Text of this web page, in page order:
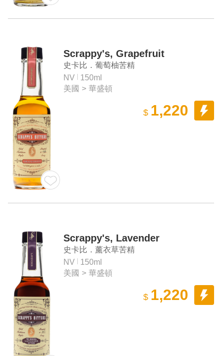
Scrappy's, Grapefruit
史卡比．葡萄柚苦精
NV
150ml
美國 > 華盛頓
$ 1,220
Scrappy's, Lavender
史卡比．薰衣草苦精
NV
150ml
美國 > 華盛頓
$ 1,220